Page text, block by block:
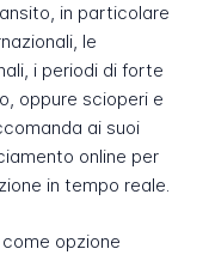
in particolare
le
i periodi di forte
oppure scioperi e
ai suoi
online per
in tempo reale.
opzione